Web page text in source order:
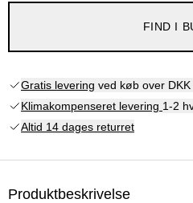
FIND I
Gratis levering ved køb over DKK
Klimakompenseret levering 1-2
Altid 14 dages returret
Produktbeskrivelse